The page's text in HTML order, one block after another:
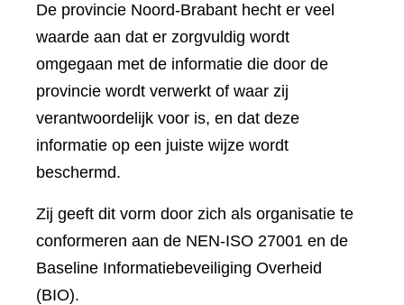
De provincie Noord-Brabant hecht er veel
waarde aan dat er zorgvuldig wordt
omgegaan met de informatie die door de
provincie wordt verwerkt of waar zij
verantwoordelijk voor is, en dat deze
informatie op een juiste wijze wordt
beschermd.
Zij geeft dit vorm door zich als organisatie te
conformeren aan de NEN-ISO 27001 en de
Baseline Informatiebeveiliging Overheid
(BIO).